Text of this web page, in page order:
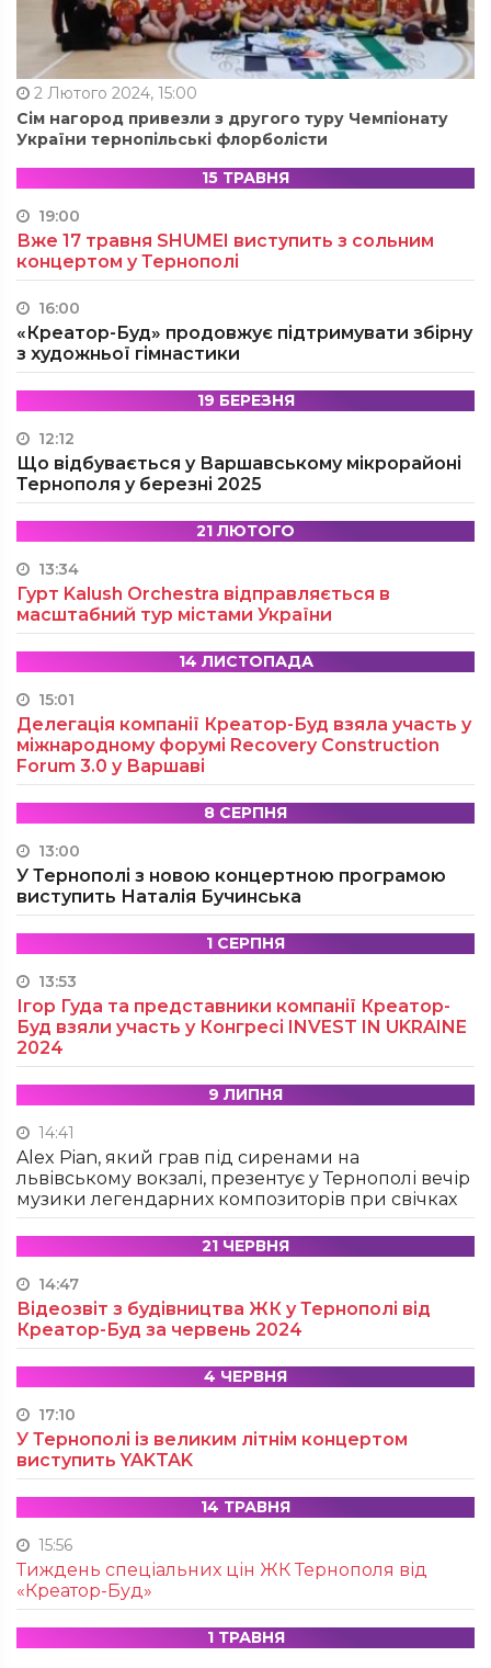
2 Лютого 2024, 15:00
Сім нагород привезли з другого туру Чемпіонату
України тернопільські флорболісти
15 ТРАВНЯ
19:00
Вже 17 травня SHUMEI виступить з сольним
концертом у Тернополі
16:00
«Креатор-Буд» продовжує підтримувати збірну
з художньої гімнастики
19 БЕРЕЗНЯ
12:12
Що відбувається у Варшавському мікрорайоні
Тернополя у березні 2025
21 ЛЮТОГО
13:34
Гурт Kalush Orchestra відправляється в
масштабний тур містами України
14 ЛИСТОПАДА
15:01
Делегація компанії Креатор-Буд взяла участь у
міжнародному форумі Recovery Construction
Forum 3.0 у Варшаві
8 СЕРПНЯ
13:00
У Тернополі з новою концертною програмою
виступить Наталія Бучинська
1 СЕРПНЯ
13:53
Ігор Гуда та представники компанії Креатор-
Буд взяли участь у Конгресі INVEST IN UKRAINE
2024
9 ЛИПНЯ
14:41
Alex Pian, який грав під сиренами на
львівському вокзалі, презентує у Тернополі вечір
музики легендарних композиторів при свічках
21 ЧЕРВНЯ
14:47
Відеозвіт з будівництва ЖК у Тернополі від
Креатор-Буд за червень 2024
4 ЧЕРВНЯ
17:10
У Тернополі із великим літнім концертом
виступить YAKTAK
14 ТРАВНЯ
15:56
Тиждень спеціальних цін ЖК Тернополя від
«Креатор-Буд»
1 ТРАВНЯ